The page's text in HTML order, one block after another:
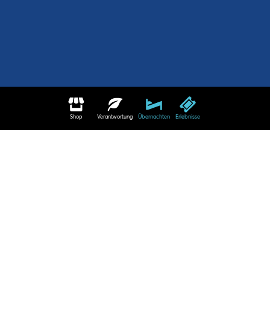
Shop Verantwortung Übernachten Erlebnisse